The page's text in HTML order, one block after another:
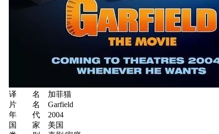
译 名 加菲猫
片 名 Garfield
年 代 2004
国 家 美国